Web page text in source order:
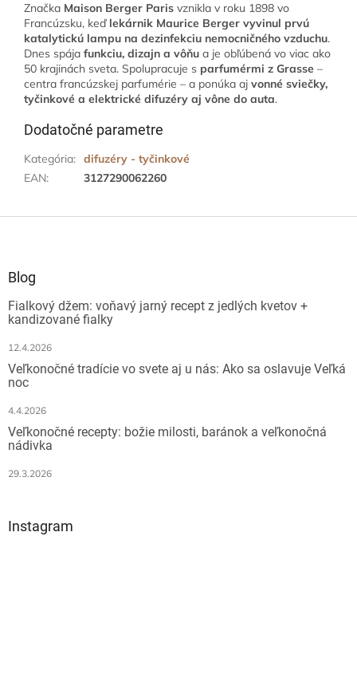
Značka Maison Berger Paris vznikla v roku 1898 vo
Francúzsku, keď lekárnik Maurice Berger vyvinul prvú
katalytickú lampu na dezinfekciu nemocničného vzduchu.
Dnes spája funkciu, dizajn a vôňu a je obľúbená vo viac ako
50 krajinách sveta. Spolupracuje s parfumérmi z Grasse –
centra francúzskej parfumérie – a ponúka aj vonné sviečky,
tyčinkové a elektrické difuzéry aj vône do auta.
Dodatočné parametre
Kategória: difuzéry - tyčinkové
EAN: 3127290062260
Blog
Fialkový džem: voňavý jarný recept z jedlých kvetov +
kandizované fialky
12.4.2026
Veľkonočné tradície vo svete aj u nás: Ako sa oslavuje Veľká
noc
4.4.2026
Veľkonočné recepty: božie milosti, baránok a veľkonočná
nádivka
29.3.2026
Instagram